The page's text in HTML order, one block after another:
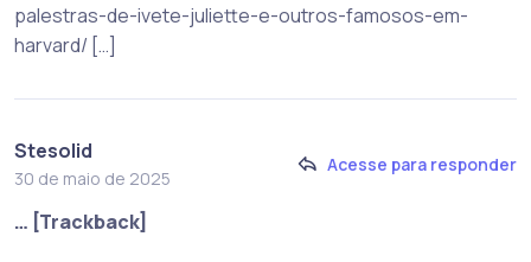
palestras-de-ivete-juliette-e-outros-famosos-em-
harvard/ […]
Stesolid
30 de maio de 2025
Acesse para responder
… [Trackback]